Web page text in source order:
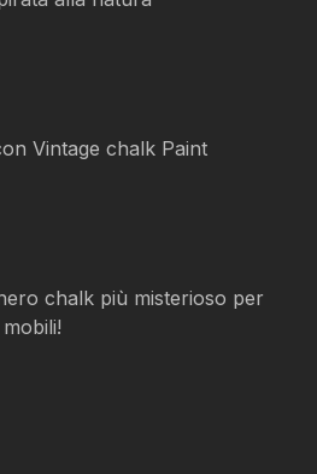
Vintage chalk Paint
chalk più misterioso per